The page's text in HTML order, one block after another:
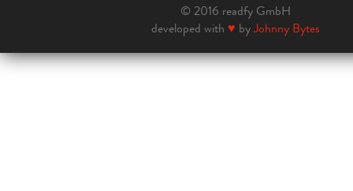
© 2016 readfy GmbH
developed with ♥ byJohnny Bytes